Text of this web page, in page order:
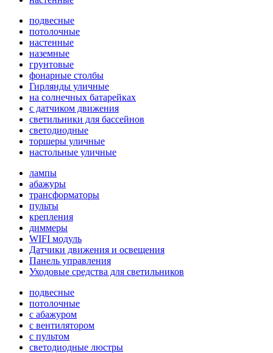
подвесные
потолочные
настенные
наземные
грунтовые
фонарные столбы
Гирлянды уличные
на солнечных батарейках
с датчиком движения
светильники для бассейнов
светодиодные
торшеры уличные
настольные уличные
лампы
абажуры
трансформаторы
пульты
крепления
диммеры
WIFI модуль
Датчики движения и освещения
Панель управления
Уходовые средства для светильников
подвесные
потолочные
с абажуром
с вентилятором
с пультом
светодиодные люстры